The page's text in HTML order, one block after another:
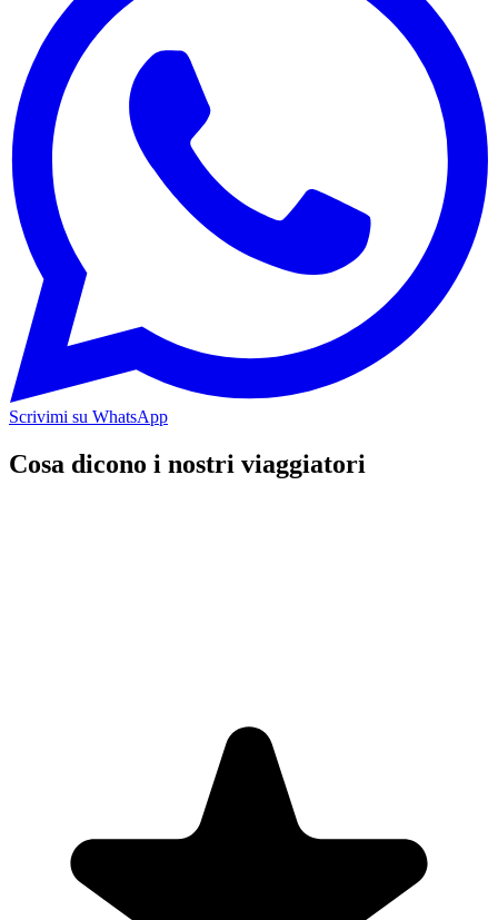
Scrivimi su WhatsApp
Cosa dicono i nostri viaggiatori